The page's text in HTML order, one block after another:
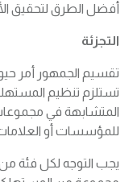
أفضل الطرق لتحقيق
التجزئة
تقسيم الجمهور أمر
تستلزم تنظيم
المتشابهة في
للمؤسسات أو العلامات
يجب التوجه لكل فئة من